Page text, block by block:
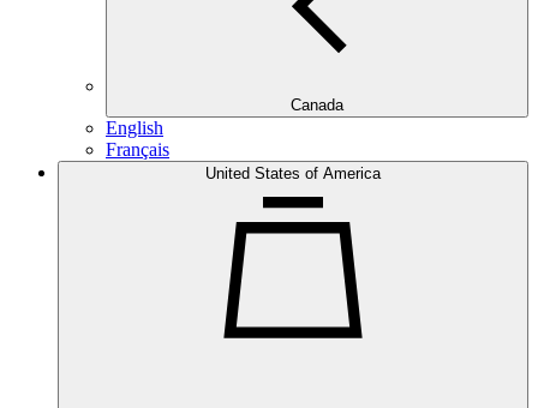
Canada
English
Français
United States of America